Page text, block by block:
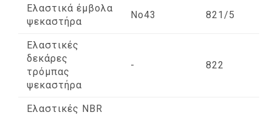
Ελαστικά έμβολα
ψεκαστήρα
Νο43 821/5
Ελαστικές
δεκάρες
τρόμπας
ψεκαστήρα
- 822
Ελαστικές NBR